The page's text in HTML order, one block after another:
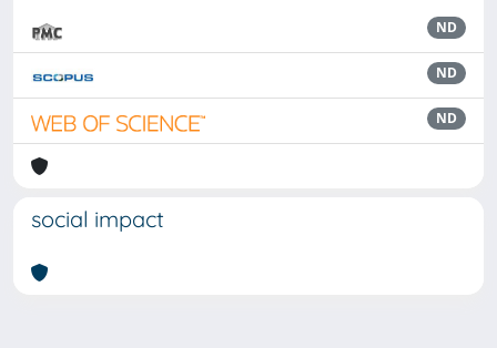
ND
ND
ND
social impact